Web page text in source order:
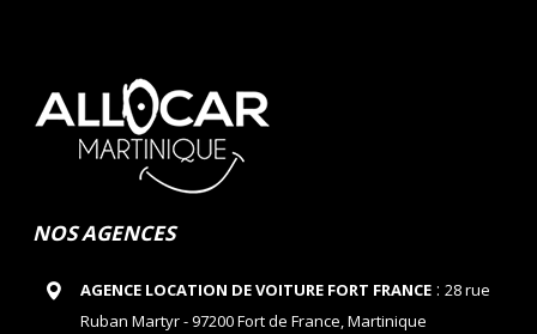
NOS AGENCES
AGENCE LOCATION DE VOITURE FORT FRANCE: 28 rue
Ruban Martyr - 97200 Fort de France, Martinique